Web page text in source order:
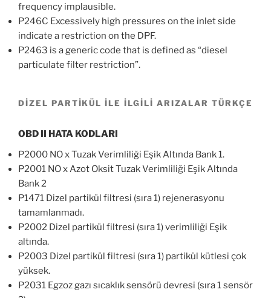
frequency implausible.
P246C Excessively high pressures on the inlet side
indicate a restriction on the DPF.
P2463 is a generic code that is defined as “diesel
particulate filter restriction”.
DİZEL PARTİKÜL İLE İLGİLİ ARIZALAR TÜRKÇE
OBD II HATA KODLARI
P2000 NO x Tuzak Verimliliği Eşik Altında Bank 1.
P2001 NO x Azot Oksit Tuzak Verimliliği Eşik Altında
Bank 2
P1471 Dizel partikül filtresi (sıra 1) rejenerasyonu
tamamlanmadı.
P2002 Dizel partikül filtresi (sıra 1) verimliliği Eşik
altında.
P2003 Dizel partikül filtresi (sıra 1) partikül kütlesi çok
yüksek.
P2031 Egzoz gazı sıcaklık sensörü devresi (sıra 1 sensör